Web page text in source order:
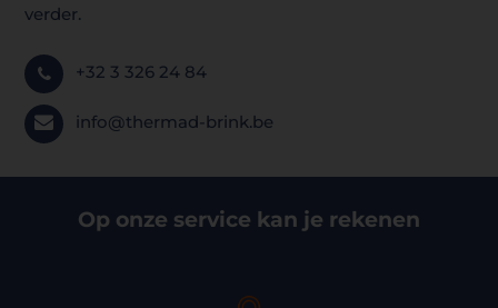
verder.
+32 3 326 24 84
info@thermad-brink.be
Op onze service kan je rekenen